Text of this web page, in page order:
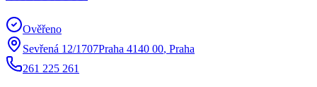
Ověřeno
Sevřená 12/1707Praha 4140 00, Praha
261 225 261